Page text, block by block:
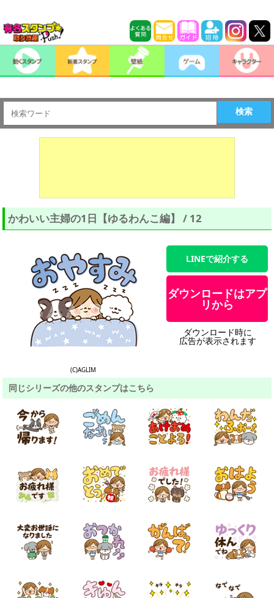
検索
かわいい主婦の1日【ゆるわんこ編】 / 12
(C)AGLIM
LINEで紹介する
ダウンロードはアプ
リから
ダウンロード時に
広告が表示されます
同じシリーズの他のスタンプはこちら